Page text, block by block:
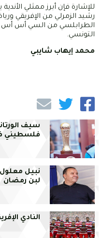
للإشارة فإن أبرز ممثلي
رشيد الزمرلي من الإفريقي
الطرابلسي من السي أس
التونسي.
محمد إيهاب شايبي
سيف
فلسطيني
نبيل معلول
لبن رمضان
النادي